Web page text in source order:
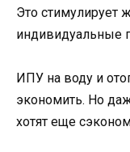
Это стимулирует
индивидуальные
ИПУ на воду и
экономить. Но
хотят еще